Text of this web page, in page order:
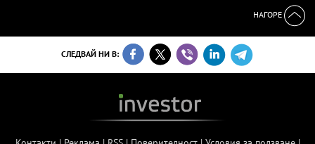
НАГОРЕ
СЛЕДВАЙ НИ В: